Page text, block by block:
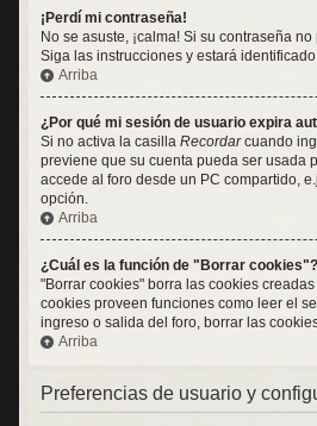
¡Perdí mi contraseña!
No se asuste, ¡calma! Si su contraseña
Siga las instrucciones y estará
Arriba
¿Por qué mi sesión de usuario expira
Si no activa la casilla Recordarcuando
previene que su cuenta pueda ser usada
accede al foro desde un PC compartido,
opción.
Arriba
¿Cuál es la función de "Borrar cookies"?
"Borrar cookies" borra las cookies
cookies proveen funciones como leer el
ingreso o salida del foro, borrar las
Arriba
Preferencias de usuario y